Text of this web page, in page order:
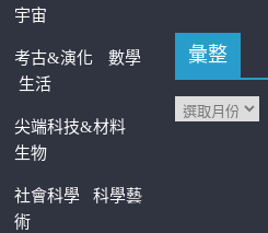
宇宙
考古&演化
數學
生活
尖端科技&材料
生物
社會科學科學藝
術
彙整